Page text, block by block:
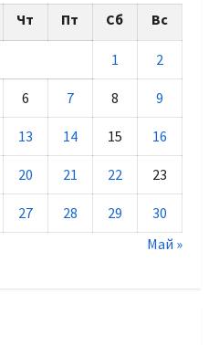
Чт Пт Сб Вс
1 2
6 7 8 9
13 14 15 16
20 21 22 23
27 28 29
30
Май »